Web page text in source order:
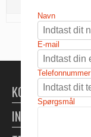
KONTAKT
INFORMATION
Navn
E-mail
Telefonnummer
Spørgsmål